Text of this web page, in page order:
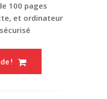
100 pages
et ordinateur
!